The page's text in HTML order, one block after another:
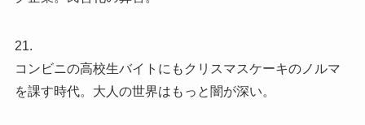
21.
コンビニの高校生バイトにもクリスマスケーキのノルマ
を課す時代。大人の世界はもっと闇が深い。